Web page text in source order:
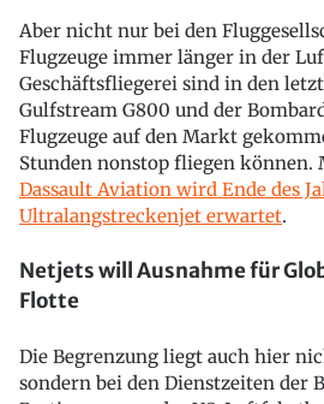
Aber nicht nur bei den
Flugzeuge immer länger in der
Geschäftsfliegerei sind in den
Gulfstream G800 und der
Flugzeuge auf den Markt
Stunden nonstop fliegen können.
Dassault Aviation wird Ende des
Ultralangstreckenjet erwartet.
Netjets will Ausnahme für
Flotte
Die Begrenzung liegt auch hier
sondern bei den Dienstzeiten der